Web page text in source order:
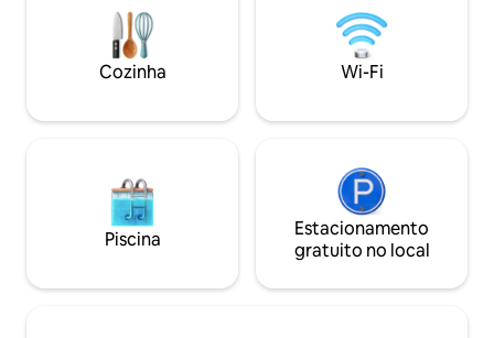
para casais ou
Piscina (jMayo-
área infantil Um local ideal para explorar
Bilbao e a Costa
Cozinha Wi-Fi
Piscina
Estacionamento
gratuito no local